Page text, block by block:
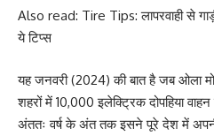
Also read: Tire Tips: लापरवाही से
ये टिप्स
यह जनवरी (2024) की बात है जब ओला
शहरों में 10,000 इलेक्ट्रिक दोपहिया
अंततः वर्ष के अंत तक इसने पूरे देश में